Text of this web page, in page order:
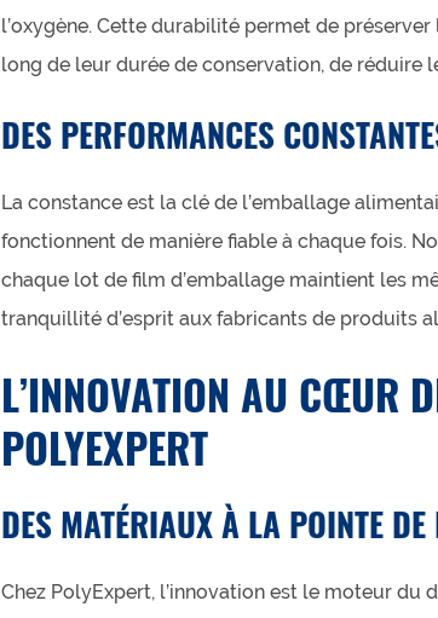
l’oxygène. Cette durabilité permet de
long de leur durée de conservation, de réduire
DES PERFORMANCES
La constance est la clé de l’emballage
fonctionnent de manière fiable à chaque fois.
chaque lot de film d’emballage maintient les
tranquillité d’esprit aux fabricants de produits
L’INNOVATION AU CŒUR
POLYEXPERT
DES MATÉRIAUX À LA POINTE DE
Chez PolyExpert, l’innovation est le moteur